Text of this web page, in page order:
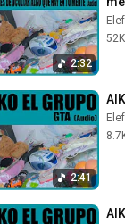
2:32
2:41